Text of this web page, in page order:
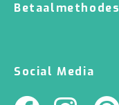
Betaalmethodes
Social Media